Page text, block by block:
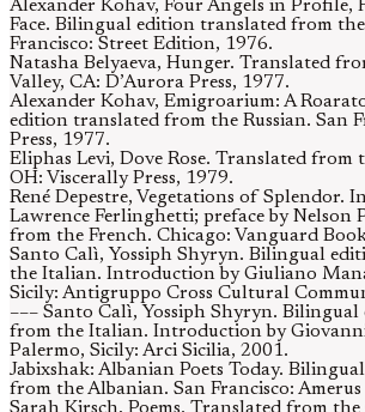
Alexander Kohav, Four Angels in Profile,
Face. Bilingual edition translated from the
Francisco: Street Edition, 1976.
Natasha Belyaeva, Hunger. Translated
Valley, CA: D’Aurora Press, 1977.
Alexander Kohav, Emigroarium: A
edition translated from the Russian. San
Press, 1977.
Eliphas Levi, Dove Rose. Translated from
OH: Viscerally Press, 1979.
René Depestre, Vegetations of Splendor.
Lawrence Ferlinghetti; preface by Nelson
from the French. Chicago: Vanguard
Santo Calì, Yossiph Shyryn. Bilingual
the Italian. Introduction by Giuliano
Sicily: Antigruppo Cross Cultural
––– Santo Calì, Yossiph Shyryn.
from the Italian. Introduction by
Palermo, Sicily: Arci Sicilia, 2001.
Jabixshak: Albanian Poets Today.
from the Albanian. San Francisco: Amerus